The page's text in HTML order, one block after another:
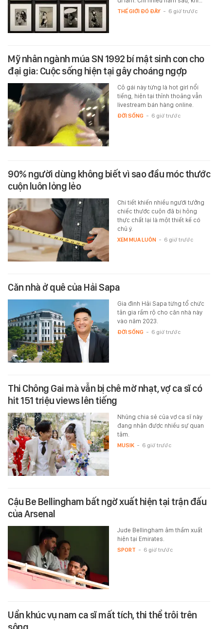
THẾ GIỚI ĐÓ ĐÂY - 6 giờ trước
Mỹ nhân ngành múa SN 1992 bí mật sinh con cho
đại gia: Cuộc sống hiện tại gây choáng ngợp
Cô gái này từng là hot girl nổi
tiếng, hiện tại thỉnh thoảng vẫn
livestream bán hàng online.
ĐỜI SỐNG - 6 giờ trước
90% người dùng không biết vì sao đầu móc thước
cuộn luôn lỏng lẻo
Chi tiết khiến nhiều người tưởng
chiếc thước cuộn đã bị hỏng
thực chất lại là một thiết kế có
chủ ý.
XEM MUA LUÔN - 6 giờ trước
Căn nhà ở quê của Hải Sapa
Gia đình Hải Sapa từng tổ chức
tân gia rầm rộ cho căn nhà này
vào năm 2023.
ĐỜI SỐNG - 6 giờ trước
Thi Chông Gai mà vẫn bị chê mờ nhạt, vợ ca sĩ có
hit 151 triệu views lên tiếng
Nhũng chia sẻ của vợ ca sĩ này
đang nhận được nhiều sự quan
tâm.
MUSIK - 6 giờ trước
Cậu Be Bellingham bất ngờ xuất hiện tại trận đấu
của Arsenal
Jude Bellingham âm thầm xuất
hiện tại Emirates.
SPORT - 6 giờ trước
Uẩn khúc vụ nam ca sĩ mất tích, thi thể trôi trên